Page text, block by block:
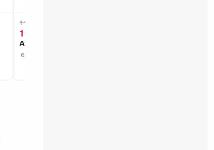
1 175 zł
1 057 zł
Atlantic
62341.41.21